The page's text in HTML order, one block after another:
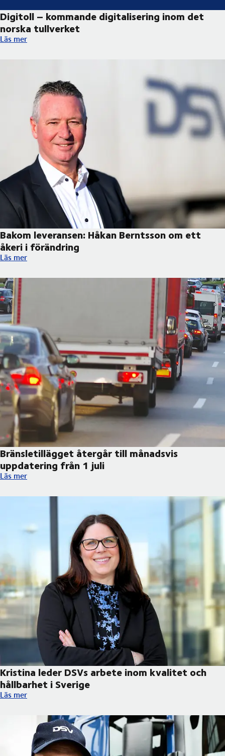
Digitoll – kommande digitalisering inom det
norska tullverket ​
Digitoll – kommande digitalisering inom det norska tullverket ​
Läs mer
Bakom leveransen: Håkan Berntsson om ett
åkeri i förändring
Bakom leveransen: Håkan Berntsson om ett åkeri i förändring
Läs mer
Bränsletillägget återgår till månadsvis
uppdatering från 1 juli
Bränsletillägget återgår till månadsvis uppdatering från 1 juli
Läs mer
Kristina leder DSVs arbete inom kvalitet och
hållbarhet i Sverige
Kristina leder DSVs arbete inom kvalitet och hållbarhet i
Läs mer